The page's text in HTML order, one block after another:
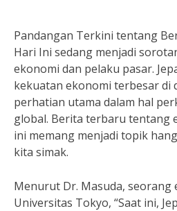
Pandangan Terkini tentang
Hari Ini sedang menjadi
ekonomi dan pelaku pasar.
kekuatan ekonomi terbesar di
perhatian utama dalam hal
global. Berita terbaru tentang
ini memang menjadi topik
kita simak.
Menurut Dr. Masuda, seorang
Universitas Tokyo, “Saat ini,